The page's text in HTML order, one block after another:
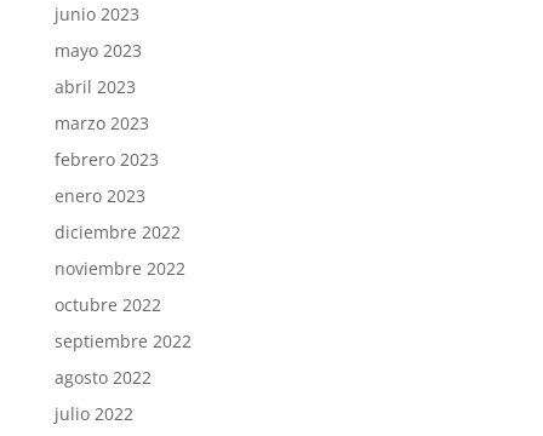
junio 2023
mayo 2023
abril 2023
marzo 2023
febrero 2023
enero 2023
diciembre 2022
noviembre 2022
octubre 2022
septiembre 2022
agosto 2022
julio 2022